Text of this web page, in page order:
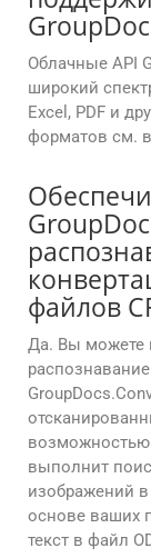
Облачные API
широкий
Excel, PDF и
форматов см.
файлов
Да. Вы можете
возможностью
выполнит
изображений
основе ваших
текст в файл